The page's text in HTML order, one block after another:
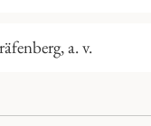
a. v.